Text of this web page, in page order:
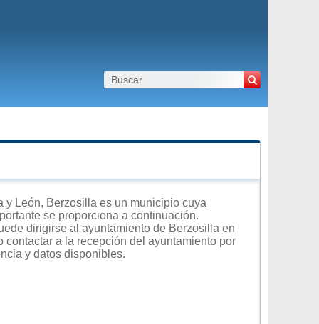
León, Berzosilla es un municipio cuya
se proporciona a continuación.
dirigirse al ayuntamiento de Berzosilla en
a la recepción del ayuntamiento por
y datos disponibles.